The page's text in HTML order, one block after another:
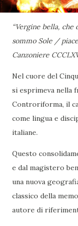
“Vergine bella,
sommo Sole /
Canzoniere
Nel cuore del
si esprimeva nella
Controriforma, il
come lingua e
italiane.
Questo
e dal magistero
una nuova
classico della
autore di